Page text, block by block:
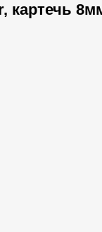
картечь